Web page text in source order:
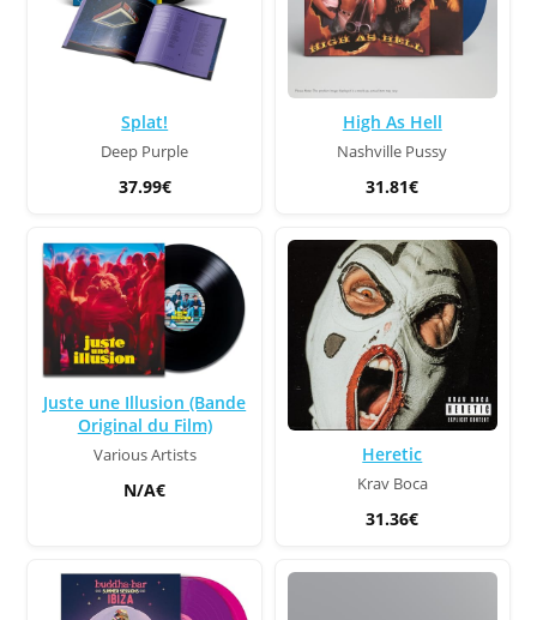
Splat!
Deep Purple
37.99€
High As Hell
Nashville Pussy
31.81€
Juste une Illusion (Bande
Original du Film)
Various Artists
N/A€
Heretic
Krav Boca
31.36€